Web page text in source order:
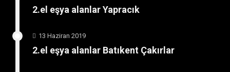
2.el eşya alanlar Yapracık
13 Haziran 2019
2.el eşya alanlar Batıkent Çakırlar